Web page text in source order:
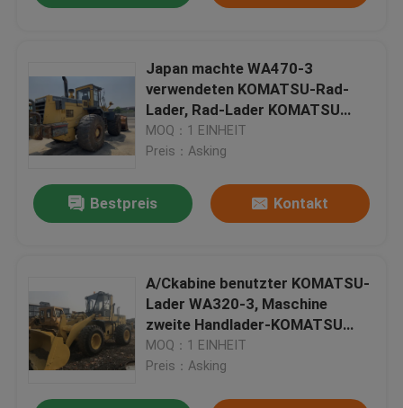
Japan machte WA470-3
verwendeten KOMATSU-Rad-
Lader, Rad-Lader KOMATSU
WA470
MOQ：1 EINHEIT
Preis：Asking
Bestpreis Kontakt
A/Ckabine benutzter KOMATSU-
Lader WA320-3, Maschine
zweite Handlader-KOMATSU
S6D108
MOQ：1 EINHEIT
Preis：Asking